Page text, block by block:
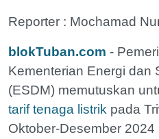
Reporter : Mochamad
blokTuban.com -
Kementerian Energi dan
(ESDM) memutuskan
tarif tenaga listrik pada
Oktober-Desember